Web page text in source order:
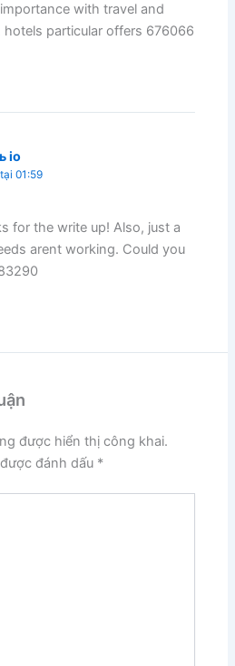
with travel and
hotels particular offers 676066
io
01:59
for the write up! Also, just a
arent working. Could you
được hiển thị công khai.
đánh dấu *